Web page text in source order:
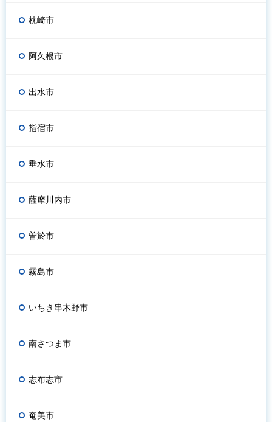
枕崎市
阿久根市
出水市
指宿市
垂水市
薩摩川内市
曽於市
霧島市
いちき串木野市
南さつま市
志布志市
奄美市